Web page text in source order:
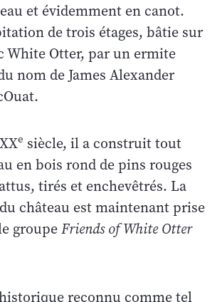
et évidemment en canot.
de trois étages, bâtie sur
White Otter, par un ermite
nom de James Alexander
e siècle, il a construit tout
en bois rond de pins rouges
tirés et enchevêtrés. La
château est maintenant prise
groupeFriends of White Otter
reconnu comme tel